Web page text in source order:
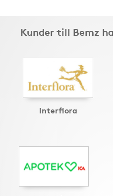
Kunder till Bemz
Interflora